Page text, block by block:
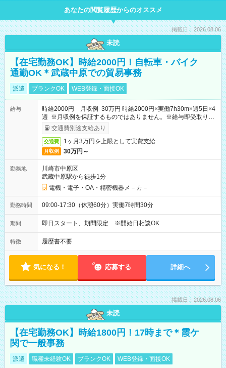
あなたの閲覧履歴からのオススメ
掲載日：2026.08.06
未読
【在宅勤務OK】時給2000円！自転車・バイク
通勤OK＊武蔵中原での貿易事務
派遣 ブランクOK WEB登録・面接OK
給与
時給2000円 月収例 30万円 時給2000円×実働7h30m×週5日×4
週 ※月収例を保証するものではありません。※給与即受取りサ
ービス利用可（利用条件有）
交通費別途支給あり
交通費 1ヶ月3万円を上限として実費支給
月収例 30万円～
勤務地
川崎市中原区
武蔵中原駅から徒歩1分
電機・電子・OA・精密機器メ－カ－
勤務時間 09:00-17:30（休憩60分）実働7時間30分
期間 即日スタート、期間限定 ※開始日相談OK
特徴 履歴書不要
気になる！ 応募する 詳細へ
掲載日：2026.08.06
未読
【在宅勤務OK】時給1800円！17時まで＊霞ケ
関で一般事務
派遣 職種未経験OK ブランクOK WEB登録・面接OK